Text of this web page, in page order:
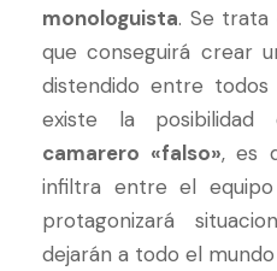
monologuista. Se trata
que conseguirá crear
distendido entre todos
existe la
camarero «falso», es
infiltra entre el
protagonizará
dejarán a todo el